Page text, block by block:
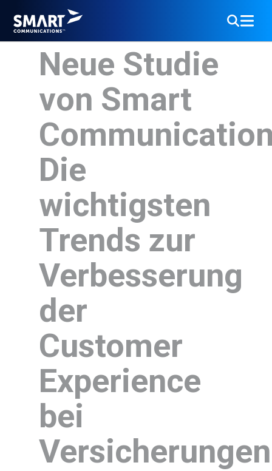
Neue Studie
von Smart
Die
wichtigsten
Trends zur
Verbesserung
der
Customer
Experience
bei
Versicherungen